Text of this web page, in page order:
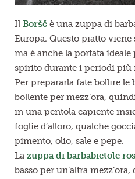
Il Boršč è una zuppa di
Europa. Questo piatto
ma è anche la portata
spirito durante i periodi più
Per prepararla fate bollire le
bollente per mezz’ora,
in una pentola capiente
foglie d’alloro, qualche
pimento, olio, sale e pepe.
La zuppa di barbabietole
basso per un’altra